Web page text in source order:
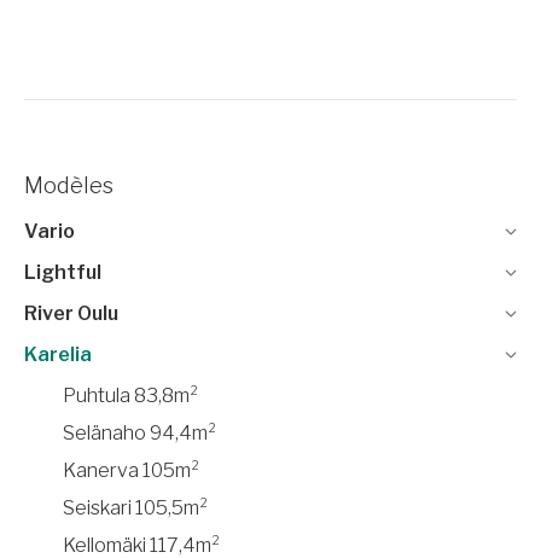
Modèles
Vario
Lightful
River Oulu
Karelia
Puhtula 83,8m²
Selänaho 94,4m²
Kanerva 105m²
Seiskari 105,5m²
Kellomäki 117,4m²